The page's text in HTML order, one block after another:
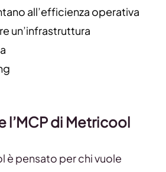
all’efficienza operativa
un’infrastruttura
l’MCP di Metricool
è pensato per chi vuole